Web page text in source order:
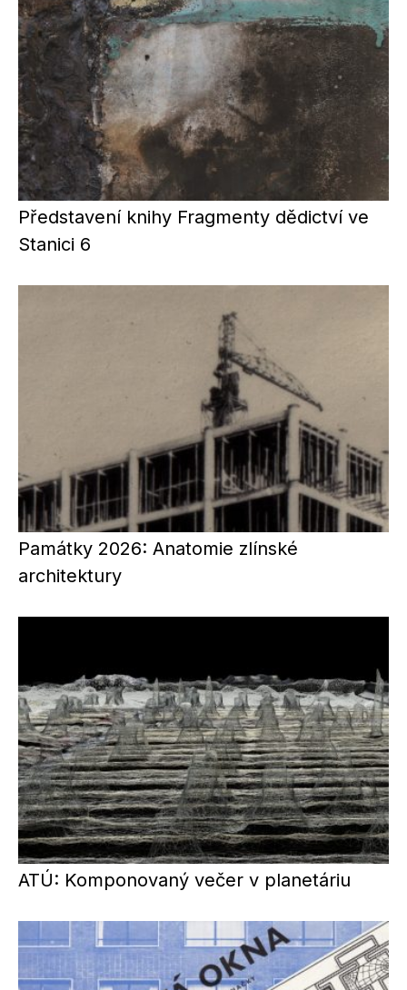
Představení knihy Fragmenty dědictví ve
Stanici 6
Památky 2026: Anatomie zlínské
architektury
ATÚ: Komponovaný večer v planetáriu